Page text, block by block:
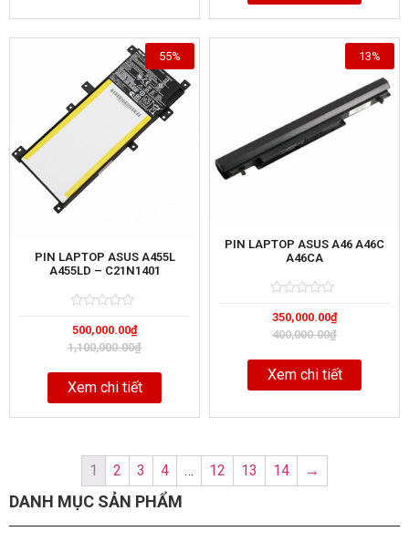
PIN LAPTOP ASUS A455L
A455LD – C21N1401
0
out
of
1,100,000.00₫
500,000.00₫
55%
Xem chi tiết
PIN LAPTOP ASUS A46 A46C
A46CA
0
out
of
400,000.00₫
350,000.00₫
13%
Xem chi tiết
1 2 3 4 … 12 13 14 →
DANH MỤC SẢN PHẨM